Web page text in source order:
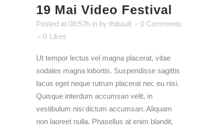
19 Mai Video Festival
Posted at 08:57h in by thibault
0 Comments
0 Likes
Ut tempor lectus vel magna placerat, vitae
sodales magna lobortis. Suspendisse sagittis
lacus eget neque rutrum placerat nec eu nisi.
Quisque interdum accumsan velit, in
vestibulum nisi dictum accumsan. Aliquam
non laoreet nulla. Phasellus at enim blandit,